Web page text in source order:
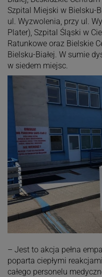
Szpital Miejski w Bielsku-
ul. Wyzwolenia, przy ul.
Plater), Szpital Śląski w
Ratunkowe oraz Bielskie
Bielsku-Białej. W sumie
w siedem miejsc.
– Jest to akcja pełna
poparta ciepłymi
całego personelu